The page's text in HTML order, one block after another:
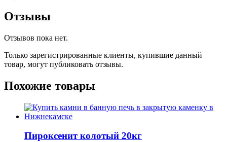
Отзывы
Отзывов пока нет.
Только зарегистрированные клиенты, купившие данный
товар, могут публиковать отзывы.
Похожие товары
Пироксенит колотый 20кг